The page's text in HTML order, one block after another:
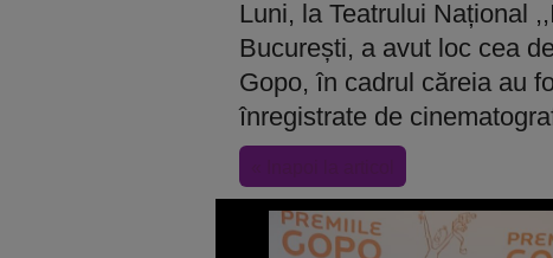
Luni, la Teatrului Național
București, a avut loc cea
Gopo, în cadrul căreia au
înregistrate de